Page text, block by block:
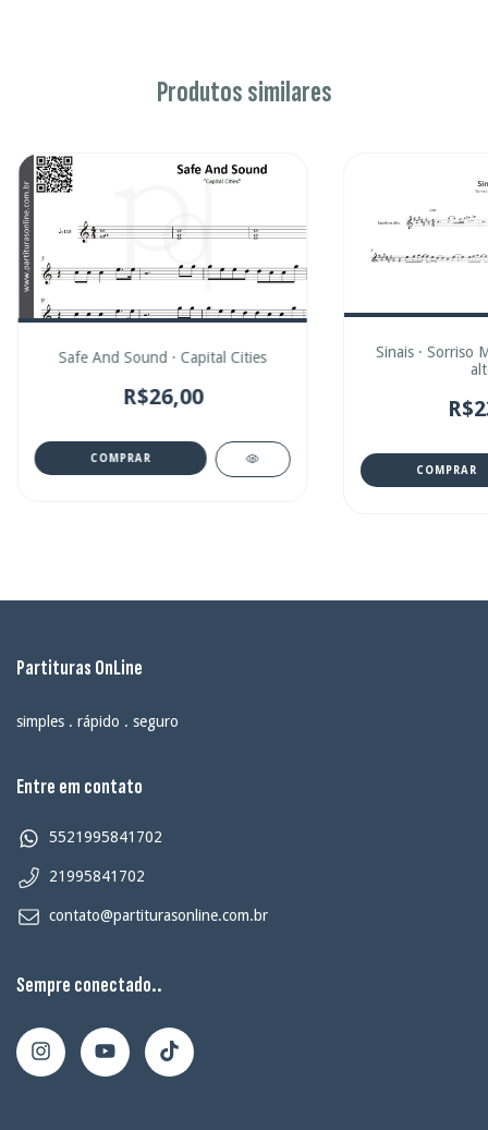
Produtos similares
Safe And Sound · Capital Cities
R$26,00
COMPRAR
Sinais · Sorriso
COMPRAR
Partituras OnLine
simples . rápido . seguro
Entre em contato
5521995841702
21995841702
contato@partiturasonline.com.br
Sempre conectado..